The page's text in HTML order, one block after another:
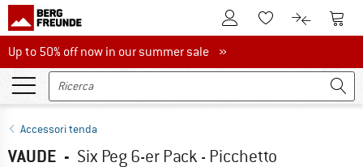
Al conto clienteAlla lista
Al Al
Up to 50% off now in our summer sale
Up to 50% off now in our summer sale »
Accessori tenda
VAUDE - Six Peg 6-er Pack - Picchetto